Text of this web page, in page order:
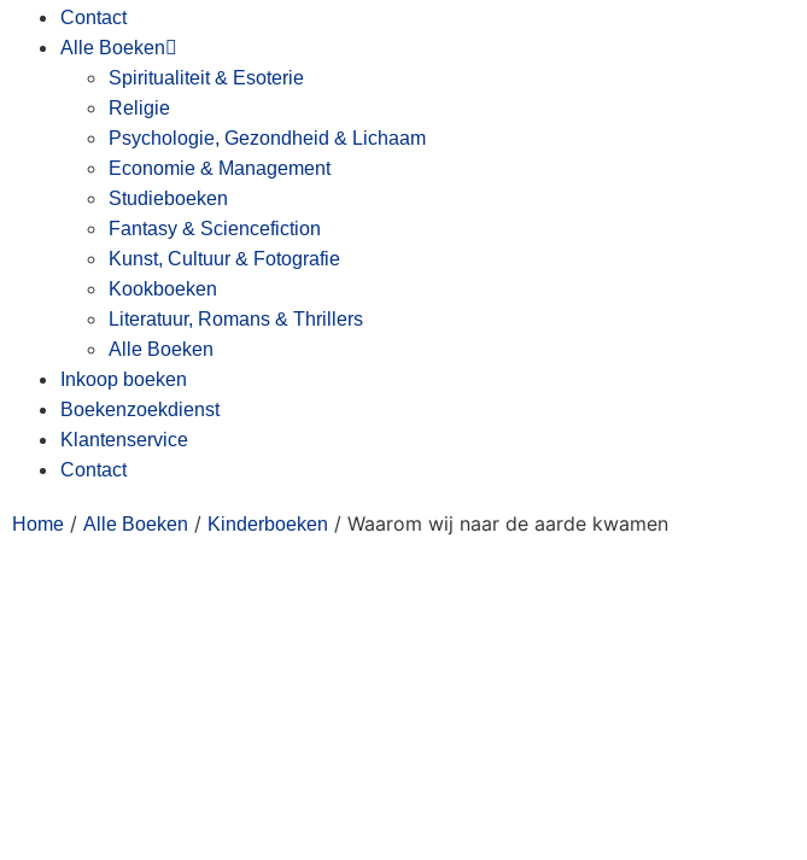
Contact
Alle Boeken
Spiritualiteit & Esoterie
Religie
Psychologie, Gezondheid & Lichaam
Economie & Management
Studieboeken
Fantasy & Sciencefiction
Kunst, Cultuur & Fotografie
Kookboeken
Literatuur, Romans & Thrillers
Alle Boeken
Inkoop boeken
Boekenzoekdienst
Klantenservice
Contact
Home / Alle Boeken / Kinderboeken / Waarom wij naar de aarde kwamen